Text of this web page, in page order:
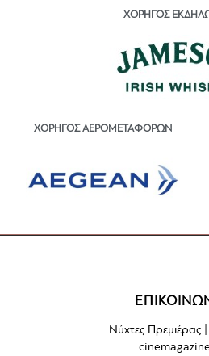
ΧΟΡΗΓΟΣ
ΧΟΡΗΓΟΣ ΑΕΡΟΜΕΤΑΦΟΡΩΝ
Νύχτες Πρεμιέρας